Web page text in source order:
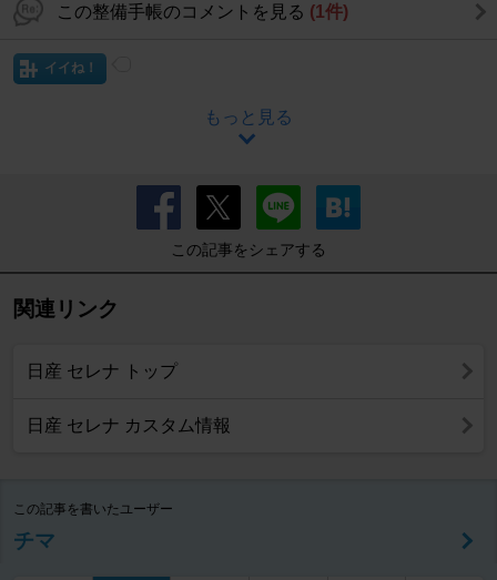
この整備手帳のコメントを見る (1件)
イイね！
もっと見る
この記事をシェアする
関連リンク
日産 セレナ トップ
日産 セレナ カスタム情報
この記事を書いたユーザー
チマ